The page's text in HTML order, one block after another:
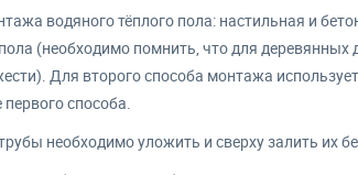
водяного тёплого пола: настильная и
(необходимо помнить, что для деревянных
Для второго способа монтажа
способа.
необходимо уложить и сверху залить их